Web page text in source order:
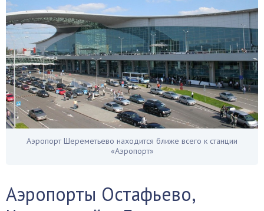
Аэропорт Шереметьево находится ближе всего к станции
«Аэропорт»
Аэропорты Остафьево,